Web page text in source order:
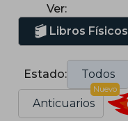
Ver:
Libros Físicos
Estado: Todos
Anticuarios
Nuevo